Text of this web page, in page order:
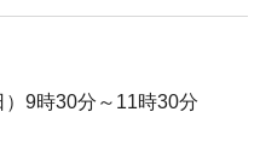
9時30分～11時30分